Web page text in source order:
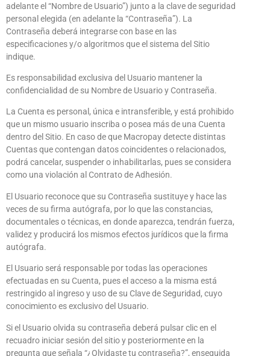
adelante el “Nombre de Usuario”) junto a la clave de seguridad
personal elegida (en adelante la “Contraseña”). La
Contraseña deberá integrarse con base en las
especificaciones y/o algoritmos que el sistema del Sitio
indique.
Es responsabilidad exclusiva del Usuario mantener la
confidencialidad de su Nombre de Usuario y Contraseña.
La Cuenta es personal, única e intransferible, y está prohibido
que un mismo usuario inscriba o posea más de una Cuenta
dentro del Sitio. En caso de que Macropay detecte distintas
Cuentas que contengan datos coincidentes o relacionados,
podrá cancelar, suspender o inhabilitarlas, pues se considera
como una violación al Contrato de Adhesión.
El Usuario reconoce que su Contraseña sustituye y hace las
veces de su firma autógrafa, por lo que las constancias,
documentales o técnicas, en donde aparezca, tendrán fuerza,
validez y producirá los mismos efectos jurídicos que la firma
autógrafa.
El Usuario será responsable por todas las operaciones
efectuadas en su Cuenta, pues el acceso a la misma está
restringido al ingreso y uso de su Clave de Seguridad, cuyo
conocimiento es exclusivo del Usuario.
Si el Usuario olvida su contraseña deberá pulsar clic en el
recuadro iniciar sesión del sitio y posteriormente en la
pregunta que señala “¿Olvidaste tu contraseña?”, enseguida